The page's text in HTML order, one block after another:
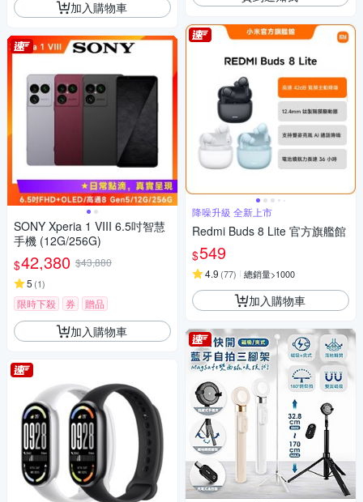
加入購物車
SONY Xperia 1 VIII 6.5吋智慧
手機 (12G/256G)
$42,380 $43,880
5 (1)
限時下殺 券 贈品
加入購物車
降噪升級 全新上市
Redmi Buds 8 Lite 官方旗艦館
$549
4.9 (77) 總銷量>1000
加入購物車